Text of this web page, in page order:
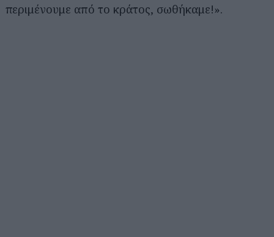
περιμένουμε από το κράτος, σωθήκαμε!».